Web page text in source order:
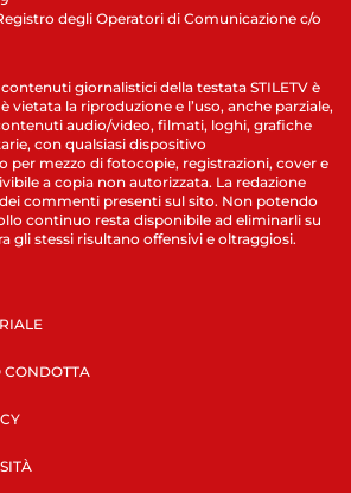
degli Operatori di Comunicazione c/o
giornalistici della testata STILETV è
vietata la riproduzione e l’uso, anche parziale,
audio/video, filmati, loghi, grafiche
con qualsiasi dispositivo
per mezzo di fotocopie, registrazioni, cover e
a copia non autorizzata. La redazione
commenti presenti sul sito. Non potendo
continuo resta disponibile ad eliminarli su
gli stessi risultano offensivi e oltraggiosi.
CONDOTTA